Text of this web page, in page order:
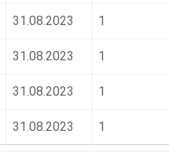
31.08.2023 1
31.08.2023 1
31.08.2023 1
31.08.2023 1